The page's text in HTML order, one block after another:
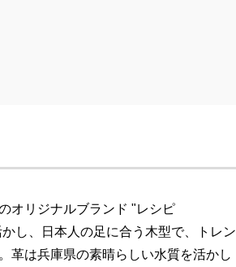
オリジナルブランド "レシピ
し、日本人の足に合う木型で、トレン
革は兵庫県の素晴らしい水質を活かし